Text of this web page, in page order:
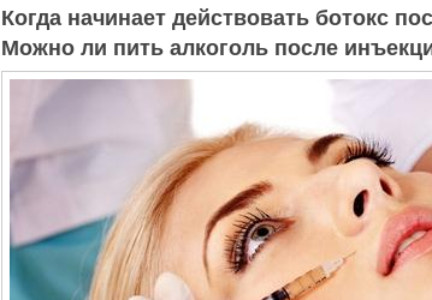
Когда начинает действовать ботокс
Можно ли пить алкоголь после